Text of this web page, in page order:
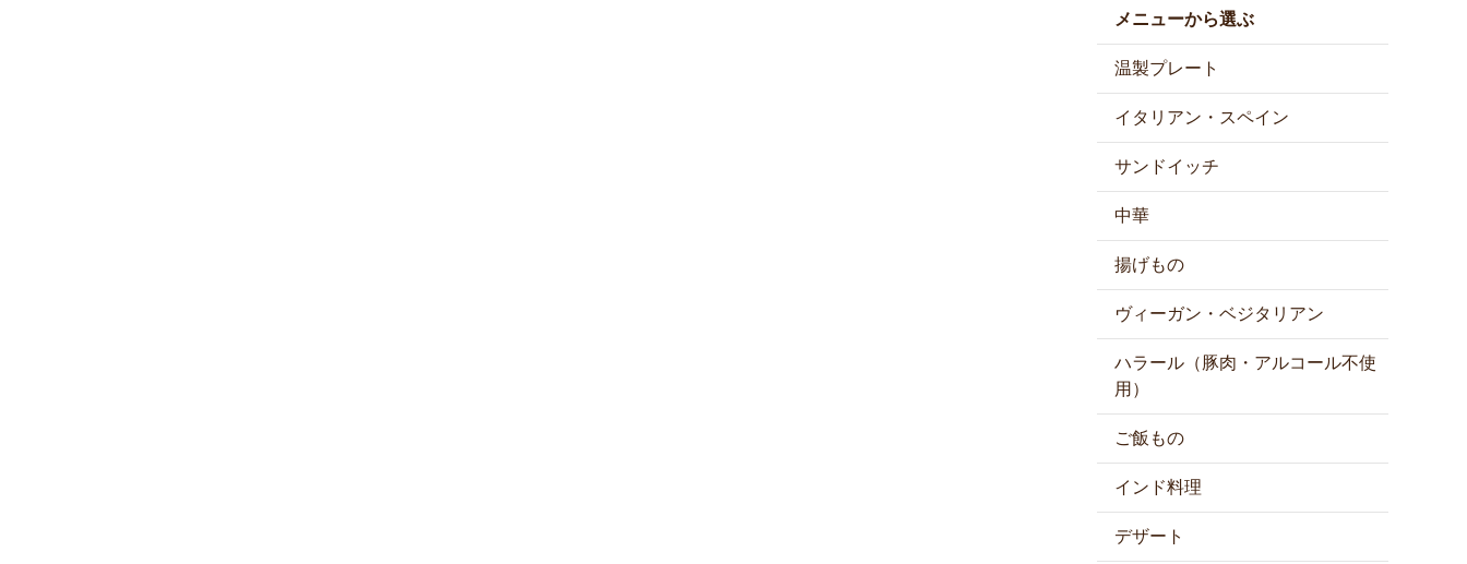
メニューから選ぶ
温製プレート
イタリアン・スペイン
サンドイッチ
中華
揚げもの
ヴィーガン・ベジタリアン
ハラール（豚肉・アルコール不使
用）
ご飯もの
インド料理
デザート